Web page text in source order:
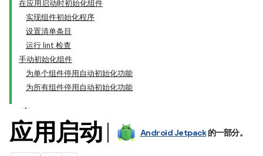
在应用启动时初始化组件
实现组件初始化程序
设置清单条目
运行 lint 检查
手动初始化组件
为单个组件停用自动初始化功能
为所有组件停用自动初始化功能
应用启动 Android Jetpack的一部分。